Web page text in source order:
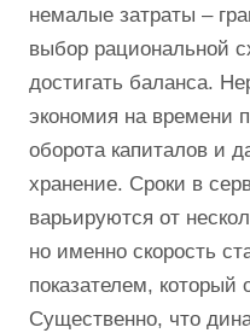
немалые затраты –
выбор рациональной
достигать баланса.
экономия на времени
оборота капиталов и
хранение. Сроки в
варьируются от
но именно скорость
показателем, который
Существенно, что